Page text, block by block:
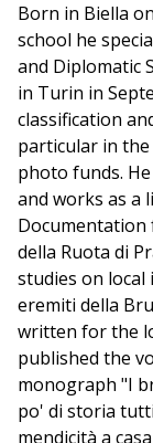
Born in Biella
school he
and Diplomatic
in Turin in
classification
particular in
photo funds.
and works as a
Documentation
della Ruota di
studies on local
eremiti della
written for the
published the
monograph "I
po' di storia
mendicità a